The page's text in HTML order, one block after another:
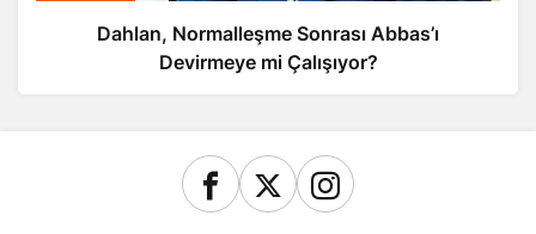
Dahlan, Normalleşme Sonrası Abbas’ı
Devirmeye mi Çalışıyor?